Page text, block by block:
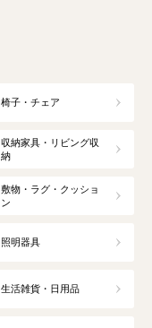
椅子・チェア
収納家具・リビング収
納
敷物・ラグ・クッショ
ン
照明器具
生活雑貨・日用品